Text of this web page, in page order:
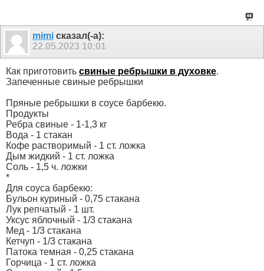
mimi сказал(-а):
22.05.2023 10:01
Как приготовить свиные ребрышки в духовке.
Запеченные свиные ребрышки
Пряные ребрышки в соусе барбекю.
Продукты
Ребра свиные - 1-1,3 кг
Вода - 1 стакан
Кофе растворимый - 1 ст. ложка
Дым жидкий - 1 ст. ложка
Соль - 1,5 ч. ложки
*
Для соуса барбекю:
Бульон куриный - 0,75 стакана
Лук репчатый - 1 шт.
Уксус яблочный - 1/3 стакана
Мед - 1/3 стакана
Кетчуп - 1/3 стакана
Патока темная - 0,25 стакана
Горчица - 1 ст. ложка